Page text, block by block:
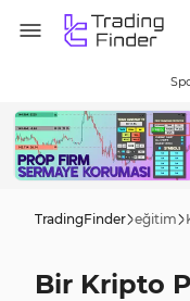
TradingFinder eğitim
Bir Kripto